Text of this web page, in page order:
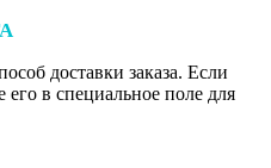
доставки заказа. Если
его в специальное поле для